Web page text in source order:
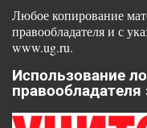
Любое копирование
правообладателя и с
www.ug.ru.
Использование